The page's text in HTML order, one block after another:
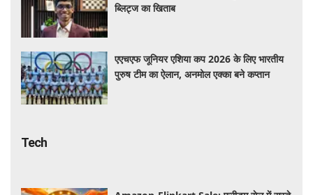
ब्लिट्ज का खिताब
एएचएफ जूनियर एशिया कप 2026 के लिए भारतीय
पुरुष टीम का ऐलान, अनमोल एक्का बने कप्तान
Tech